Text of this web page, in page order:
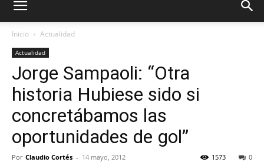
Inicio Actualidad
Actualidad
Jorge Sampaoli: “Otra
historia Hubiese sido si
concretábamos las
oportunidades de gol”
Por Claudio Cortés - 14 mayo, 2012 0
1573